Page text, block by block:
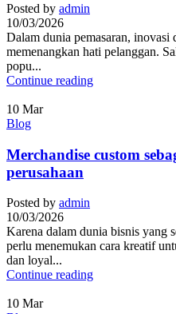
Posted by admin
10/03/2026
Dalam dunia pemasaran,
memenangkan hati pelanggan.
popu...
Continue reading
10 Mar
Blog
Merchandise custom
perusahaan
Posted by admin
10/03/2026
Karena dalam dunia bisnis yang
perlu menemukan cara kreatif
dan loyal...
Continue reading
10 Mar